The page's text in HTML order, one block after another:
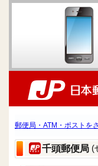
郵便局・ATM・ポストを
千頭郵便局 (